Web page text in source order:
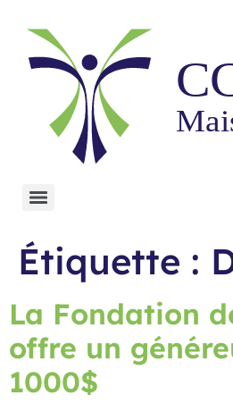
Étiquette :
La Fondation
offre un
1000$